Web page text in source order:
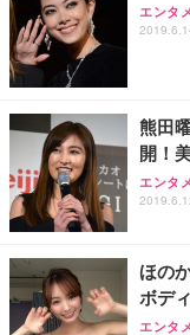
エンタ
熊田
開！
エンタ
ほの
ボデ
エンタ